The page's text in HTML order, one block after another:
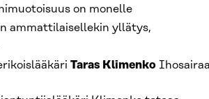
on monelle
ammattilaisellekin yllätys,
Taras Klimenko